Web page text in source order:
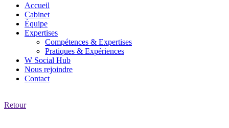
Accueil
Cabinet
Équipe
Expertises
Compétences & Expertises
Pratiques & Expériences
W Social Hub
Nous rejoindre
Contact
Retour